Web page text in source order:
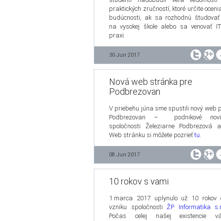
praktických zručností, ktoré určite
budúcnosti, ak sa rozhodnú študovať
na vysokej škole alebo sa venovať
praxi.
30 Jun 2017
Nová web stránka pre
Podbrezovan
V priebehu júna sme spustili nový web
Podbrezovan – podnikové
spoločnosti Železiarne Podbrezová
Web stránku si môžete pozrieťtu
08 Jun 2017
10 rokov s vami
1.marca 2017 uplynulo už 10 rokov
vzniku spoločnosti ŽP Informatika
Počas celej našej existencie